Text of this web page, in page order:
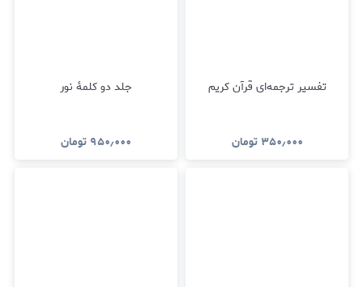
تفسیر ترجمه‌ای قرآن کریم
۳۵۰٫۰۰۰ تومان
جلد دو کلمۀ نور
۹۵۰٫۰۰۰ تومان